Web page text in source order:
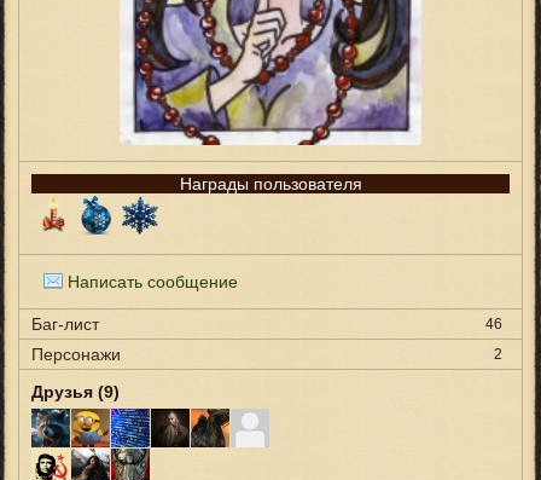
Награды пользователя
Написать сообщение
Баг-лист 46
Персонажи 2
Друзья (9)